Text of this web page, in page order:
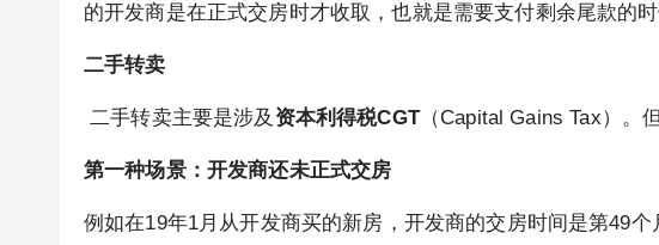
的开发商是在正式交房时才收取，也就是需要支付剩余尾款的时
二手转卖
二手转卖主要是涉及 资本利得税CGT（Capital Gains Tax）。
第一种场景：开发商还未正式交房
例如在19年1月从开发商买的新房，开发商的交房时间是第49个